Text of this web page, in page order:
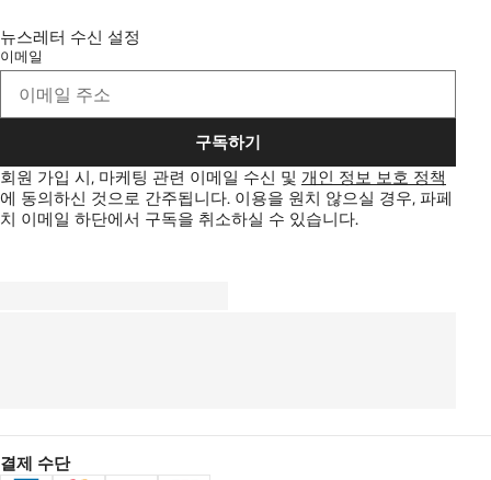
뉴스레터 수신 설정
이메일
구독하기
회원 가입 시, 마케팅 관련 이메일 수신 및 개인 정보 보호 정책
에 동의하신 것으로 간주됩니다. 이용을 원치 않으실 경우, 파페
치 이메일 하단에서 구독을 취소하실 수 있습니다.
결제 수단